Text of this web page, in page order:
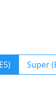
Super